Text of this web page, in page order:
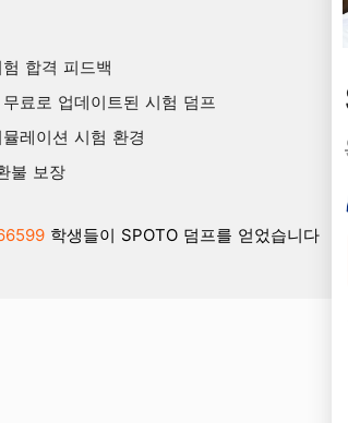
합격 피드백
료로 업데이트된 시험 덤프
레이션 시험 환경
불 보장
학생들이 SPOTO 덤프를 얻었습니다